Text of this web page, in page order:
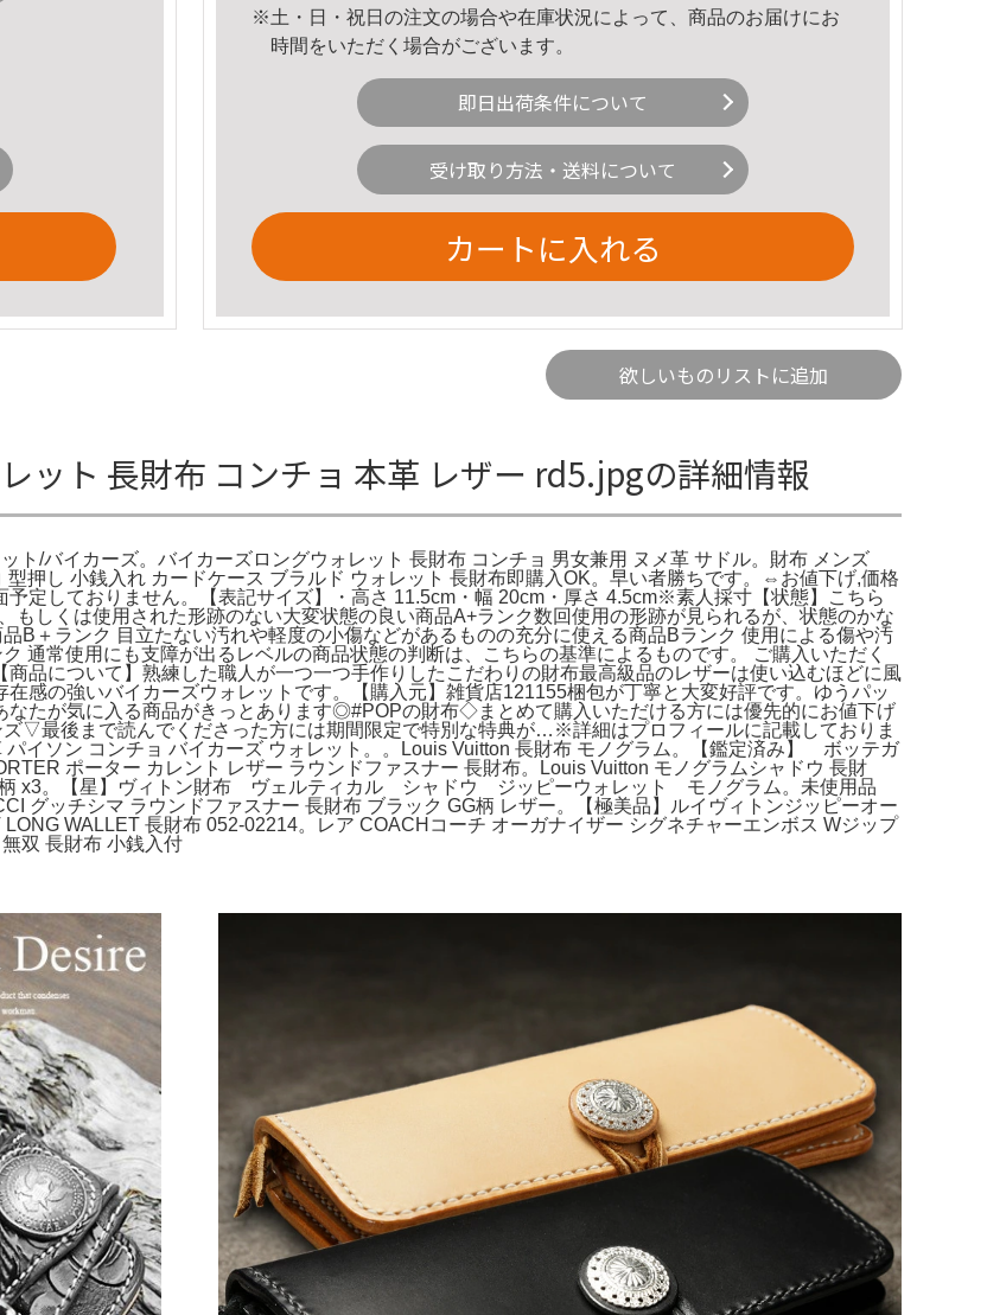
※土・日・祝日の注文の場合や在庫状況によって、商品のお届けにお
時間をいただく場合がございます。
即日出荷条件について
受け取り方法・送料について
カートに入れる
欲しいものリストに追加
ット 長財布 コンチョ 本革 レザー rd5.jpgの詳細情報
ト/バイカーズ。バイカーズロングウォレット 長財布 コンチョ 男女兼用 ヌメ革 サドル。財布 メンズ
押し 小銭入れ カードケース ブラルド ウォレット 長財布即購入OK。早い者勝ちです。⇔お値下げ,価格
定しておりません。【表記サイズ】・高さ 11.5cm・幅 20cm・厚さ 4.5cm※素人採寸【状態】こちら
しくは使用された形跡のない大変状態の良い商品A+ランク数回使用の形跡が見られるが、状態のかな
B＋ランク 目立たない汚れや軽度の小傷などがあるものの充分に使える商品Bランク 使用による傷や汚
通常使用にも支障が出るレベルの商品状態の判断は、こちらの基準によるものです。 ご購入いただく
品について】熟練した職人が一つ一つ手作りしたこだわりの財布最高級品のレザーは使い込むほどに風
感の強いバイカーズウォレットです。【購入元】雑貨店121155梱包が丁寧と大変好評です。ゆうパッ
たが気に入る商品がきっとあります◎#POPの財布◇まとめて購入いただける方には優先的にお値下げ
▽最後まで読んでくださった方には期間限定で特別な特典が…※詳細はプロフィールに記載しておりま
パイソン コンチョ バイカーズ ウォレット。。Louis Vuitton 長財布 モノグラム。【鑑定済み】 ボッテガ
ポーター カレント レザー ラウンドファスナー 長財布。Louis Vuitton モノグラムシャドウ 長財
柄 x3。【星】ヴィトン財布 ヴェルティカル シャドウ ジッピーウォレット モノグラム。未使用品
グッチシマ ラウンドファスナー 長財布 ブラック GG柄 レザー。【極美品】ルイヴィトンジッピーオー
WALLET 長財布 052-02214。レア COACHコーチ オーガナイザー シグネチャーエンボス Wジップ
双 長財布 小銭入付